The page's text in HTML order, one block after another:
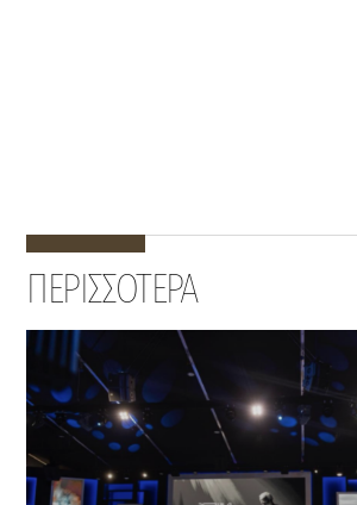
ΠΕΡΙΣΣΟΤΕΡΑ